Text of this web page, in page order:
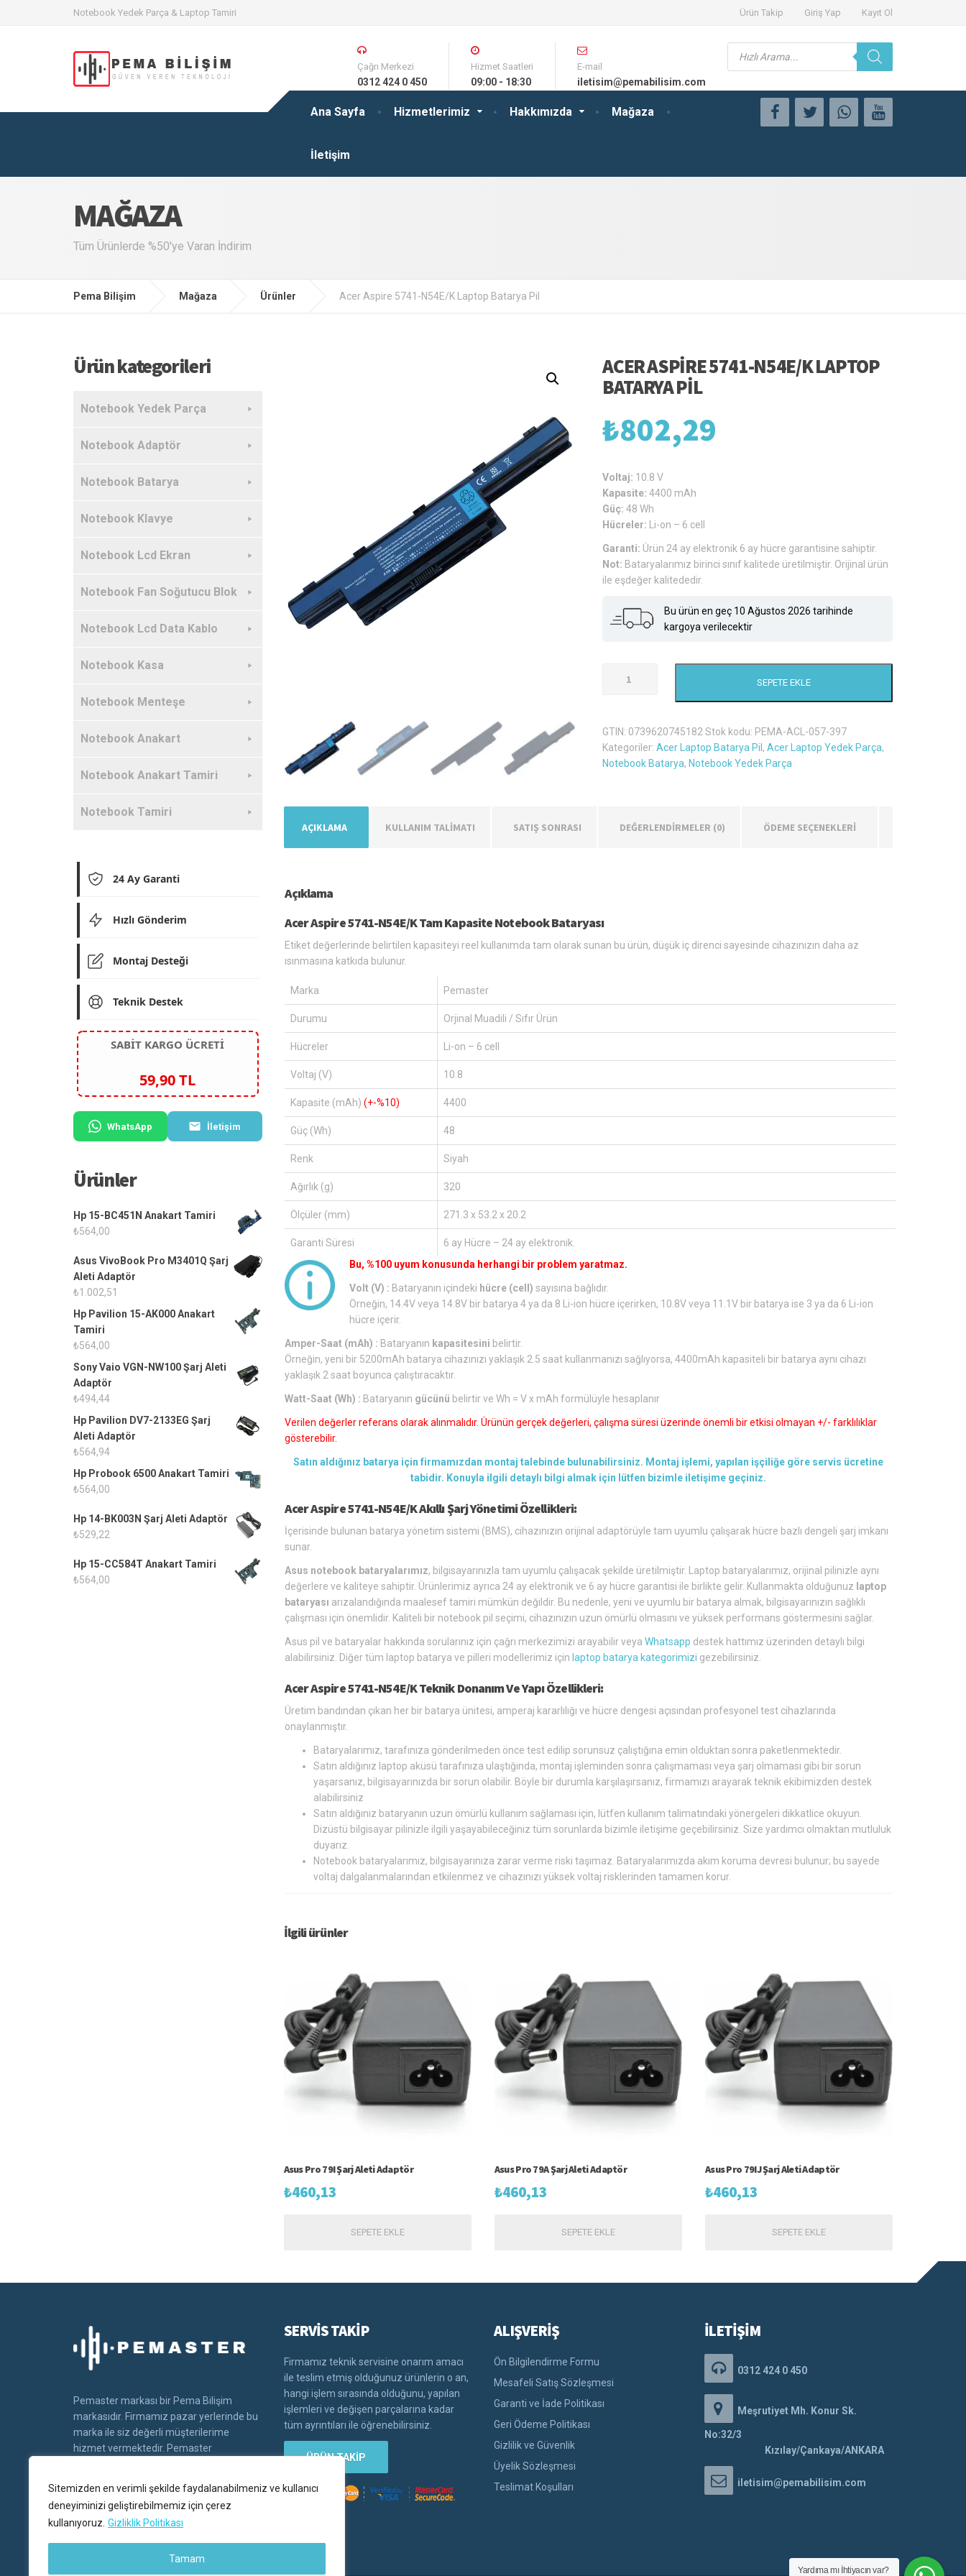
Sitemizden en verimli şekilde faydalanabilmeniz ve kullanıcı
deneyiminizi geliştirebilmemiz için çerez
kullanıyoruz. Gizliklik Politikası
Tamam
Notebook Yedek Parça & Laptop Tamiri Ürün Takip Giriş Yap Kayıt Ol
Ana Sayfa Hizmetlerimiz Hakkımızda Mağaza
İletişim
Çağrı Merkezi
0312 424 0 450
Hizmet Saatleri
09:00 - 18:30
E-mail
iletisim@pemabilisim.com
Products
search
MAĞAZA
Tüm Ürünlerde %50'ye Varan İndirim
Pema Bilişim Mağaza Ürünler Acer Aspire 5741-N54E/K Laptop Batarya Pil
ACER ASPIRE 5741-N54E/K LAPTOP
BATARYA PIL
₺802,29
Voltaj: 10.8 V
Kapasite:4400 mAh
Güç:48 Wh
Hücreler:
Li-on – 6 cell
Garanti: Ürün 24 ay elektronik 6 ay hücre garantisine sahiptir.
Not: Bataryalarımız birinci sınıf kalitede üretilmiştir. Orijinal ürün
ile eşdeğer kalitededir.
Bu ürün en geç 10 Ağustos 2026 tarihinde
kargoya verilecektir
Aspire
Laptop
Batarya
Pil
SEPETE EKLE
GTIN: 0739620745182 Stok kodu: PEMA-ACL-057-397
Kategoriler:Acer Laptop Batarya Pil ,Acer Laptop Yedek Parça,
Notebook Batarya, Notebook Yedek Parça
AÇIKLAMA KULLANIM TALİMATI SATIŞ SONRASI DEĞERLENDIRMELER (0) ÖDEME SEÇENEKLERİ
Açıklama
Acer Aspire 5741-N54E/K Tam Kapasite Notebook Bataryası
Etiket değerlerinde belirtilen kapasiteyi reel kullanımda tam olarak sunan bu ürün, düşük iç direnci sayesinde cihazınızın daha az
ısınmasına katkıda bulunur.
Marka Pemaster
Durumu Orjinal Muadili / Sıfır Ürün
Hücreler Li-on – 6 cell
Voltaj (V) 10.8
Kapasite (mAh) (+-%10) 4400
Güç (Wh) 48
Renk Siyah
Ağırlık (g) 320
Ölçüler (mm) 271.3 x 53.2 x 20.2
Garanti Süresi
6 ay Hücre – 24 ay elektronik.
Bu, %100 uyum konusunda herhangi bir problem yaratmaz.
Volt (V) : Bataryanın içindeki hücre (cell) sayısına bağlıdır.
Örneğin, 14.4V veya 14.8V bir batarya 4 ya da 8 Li-ion hücre içerirken, 10.8V veya 11.1V bir batarya ise 3 ya da 6 Li-ion
hücre içerir.
Amper-Saat (mAh) : Bataryanın kapasitesini belirtir.
Örneğin, yeni bir 5200mAh batarya cihazınızı yaklaşık 2.5 saat kullanmanızı sağlıyorsa, 4400mAh kapasiteli bir batarya aynı cihazı
yaklaşık 2 saat boyunca çalıştıracaktır.
Watt-Saat (Wh) : Bataryanın gücünü belirtir ve Wh = V x mAh formülüyle hesaplanır
Verilen değerler referans olarak alınmalıdır. Ürünün gerçek değerleri, çalışma süresi üzerinde önemli bir etkisi olmayan +/- farklılıklar
gösterebilir.
Satın aldığınız batarya için firmamızdan montaj talebinde bulunabilirsiniz. Montaj işlemi, yapılan işçiliğe göre servis ücretine
tabidir. Konuyla ilgili detaylı bilgi almak için lütfen bizimle iletişime geçiniz.
Acer Aspire 5741-N54E/K Akıllı Şarj Yönetimi Özellikleri:
İçerisinde bulunan batarya yönetim sistemi (BMS), cihazınızın orijinal adaptörüyle tam uyumlu çalışarak hücre bazlı dengeli şarj imkanı
sunar.
Asus notebook bataryalarımız, bilgisayarınızla tam uyumlu çalışacak şekilde üretilmiştir. Laptop bataryalarımız, orijinal pilinizle aynı
değerlere ve kaliteye sahiptir. Ürünlerimiz ayrıca 24 ay elektronik ve 6 ay hücre garantisi ile birlikte gelir. Kullanmakta olduğunuz laptop
bataryası arızalandığında maalesef tamiri mümkün değildir. Bu nedenle, yeni ve uyumlu bir batarya almak, bilgisayarınızın sağlıklı
çalışması için önemlidir. Kaliteli bir notebook pil seçimi, cihazınızın uzun ömürlü olmasını ve yüksek performans göstermesini sağlar.
Asus pil ve bataryalar hakkında sorularınız için çağrı merkezimizi arayabilir veya Whatsapp destek hattımız üzerinden detaylı bilgi
alabilirsiniz. Diğer tüm laptop batarya ve pilleri modellerimiz için laptop batarya kategorimizi gezebilirsiniz.
Acer Aspire 5741-N54E/K Teknik Donanım Ve Yapı Özellikleri:
Üretim bandından çıkan her bir batarya ünitesi, amperaj kararlılığı ve hücre dengesi açısından profesyonel test cihazlarında
onaylanmıştır.
Bataryalarımız, tarafınıza gönderilmeden önce test edilip sorunsuz çalıştığına emin olduktan sonra paketlenmektedir.
Satın aldığınız laptop aküsü tarafınıza ulaştığında, montaj işleminden sonra çalışmaması veya şarj olmaması gibi bir sorun
yaşarsanız, bilgisayarınızda bir sorun olabilir. Böyle bir durumla karşılaşırsanız, firmamızı arayarak teknik ekibimizden destek
alabilirsiniz
Satın aldığınız bataryanın uzun ömürlü kullanım sağlaması için, lütfen kullanım talimatındaki yönergeleri dikkatlice okuyun.
Dizüstü bilgisayar pilinizle ilgili yaşayabileceğiniz tüm sorunlarda bizimle iletişime geçebilirsiniz. Size yardımcı olmaktan mutluluk
duyarız.
Notebook bataryalarımız, bilgisayarınıza zarar verme riski taşımaz. Bataryalarımızda akım koruma devresi bulunur; bu sayede
voltaj dalgalanmalarından etkilenmez ve cihazınızı yüksek voltaj risklerinden tamamen korur.
İlgili ürünler
Asus Pro 79I Şarj Aleti Adaptör
₺460,13
SEPETE EKLE
Asus Pro 79A Şarj Aleti Adaptör
₺460,13
SEPETE EKLE
Asus Pro 79IJ Şarj Aleti Adaptör
₺460,13
SEPETE EKLE
Ürün kategorileri
Notebook Yedek Parça
Notebook Adaptör
Notebook Batarya
Notebook Klavye
Notebook Lcd Ekran
Notebook Fan Soğutucu Blok
Notebook Lcd Data Kablo
Notebook Kasa
Notebook Menteşe
Notebook Anakart
Notebook Anakart Tamiri
Notebook Tamiri
24 Ay Garanti
Hızlı Gönderim
Montaj Desteği
Teknik Destek
SABİT KARGO ÜCRETİ
59,90 TL
WhatsApp İletişim
Ürünler
Hp 15-BC451N Anakart Tamiri
₺564,00
Asus VivoBook Pro M3401Q Şarj
Aleti Adaptör
₺1.002,51
Hp Pavilion 15-AK000 Anakart
Tamiri
₺564,00
Sony Vaio VGN-NW100 Şarj Aleti
Adaptör
₺494,44
Hp Pavilion DV7-2133EG Şarj
Aleti Adaptör
₺564,94
Hp Probook 6500 Anakart Tamiri
₺564,00
Hp 14-BK003N Şarj Aleti Adaptör
₺529,22
Hp 15-CC584T Anakart Tamiri
₺564,00
Pemaster markası bir Pema Bilişim
markasıdır. Firmamız pazar yerlerinde bu
marka ile siz değerli müşterilerime
hizmet vermektedir. Pemaster
SERVİS TAKİP
Firmamız teknik servisine onarım amacı
ile teslim etmiş olduğunuz ürünlerin o an,
hangi işlem sırasında olduğunu, yapılan
işlemleri ve değişen parçalarına kadar
tüm ayrıntıları ile öğrenebilirsiniz.
ÜRÜN TAKİP
ALIŞVERİŞ
Ön Bilgilendirme Formu
Mesafeli Satış Sözleşmesi
Garanti ve İade Politikası
Geri Ödeme Politikası
Gizlilik ve Güvenlik
Üyelik Sözleşmesi
Teslimat Koşulları
İLETİŞİM
0312 424 0 450
Meşrutiyet Mh. Konur Sk.
No:32/3
Kızılay/Çankaya/ANKARA
iletisim@pemabilisim.com
Yardıma mı İhtiyacın var?